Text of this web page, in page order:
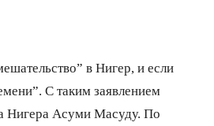
в Нигер, и если
С таким заявлением
Нигера Асуми Масуду. По